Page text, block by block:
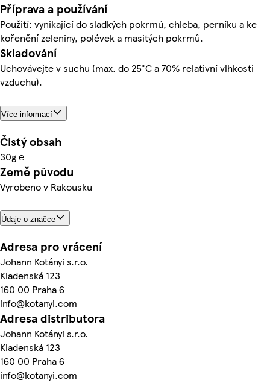
Příprava a používání
Použití: vynikající do sladkých pokrmů, chleba, perníku a ke
kořenění zeleniny, polévek a masitých pokrmů.
Skladování
Uchovávejte v suchu (max. do 25°C a 70% relativní vlhkosti
vzduchu).
Více informací
Čistý obsah
30g ℮
Země původu
Vyrobeno v Rakousku
Údaje o značce
Adresa pro vrácení
Johann Kotányi s.r.o.
Kladenská 123
160 00 Praha 6
info@kotanyi.com
Adresa distributora
Johann Kotányi s.r.o.
Kladenská 123
160 00 Praha 6
info@kotanyi.com